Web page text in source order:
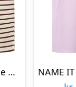
LIL ATELIER Brede Bukser Turtledove Catawba Grape